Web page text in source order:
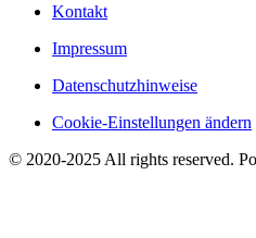
Kontakt
Impressum
Datenschutzhinweise
Cookie-Einstellungen ändern
© 2020-2025 All rights reserved.